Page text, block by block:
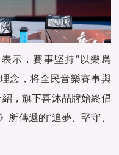
示，賽事堅持“以樂爲
念，将全民音樂賽事與
，旗下喜沐品牌始終倡
所傳遞的“追夢、堅守、